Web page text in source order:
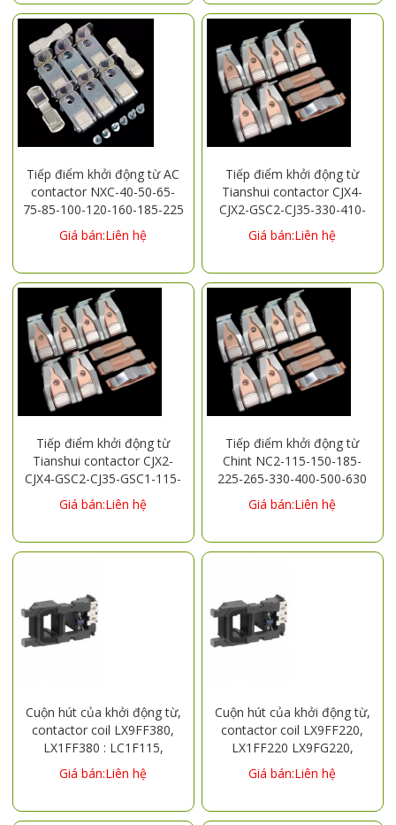
Tiếp điểm khởi động từ AC
contactor NXC-40-50-65-
75-85-100-120-160-185-225
contact
Giá bán:Liên hệ
Tiếp điểm khởi động từ
Tianshui contactor CJX4-
CJX2-GSC2-CJ35-330-410-
475-500-620-630
Giá bán:Liên hệ
Tiếp điểm khởi động từ
Tianshui contactor CJX2-
CJX4-GSC2-CJ35-GSC1-115-
150-185-225-265 contact
Giá bán:Liên hệ
Tiếp điểm khởi động từ
Chint NC2-115-150-185-
225-265-330-400-500-630
contact NC2 contactor
contact
Giá bán:Liên hệ
Cuộn hút của khởi động từ,
contactor coil LX9FF380,
LX1FF380 : LC1F115,
LC1F150 LX9FG380,
LX1FG380 :LC1F185,
LX1FH380; LC1F265,
Giá bán:Liên hệ
Cuộn hút của khởi động từ,
contactor coil LX9FF220,
LX1FF220 LX9FG220,
LX1FG220, LX9FH220,
LX1FH220, LX9FJ220,
LX1FK220,LX9FL220,LX1FL220
Giá bán:Liên hệ